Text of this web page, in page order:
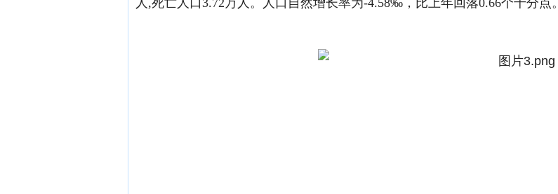
人,死亡人口3.72万人。人口自然增长率为-4.58‰，比上年回落0.66个千分点。